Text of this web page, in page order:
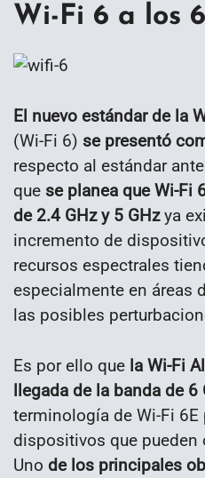
Wi-Fi 6 a los
El nuevo estándar de la
(Wi-Fi 6) se presentó
respecto al estándar
que se planea que Wi-Fi
de 2.4 GHz y 5 GHzya
incremento de
recursos espectrales
especialmente en áreas
las posibles
Es por ello que la Wi-Fi
llegada de la banda de 6
terminología de Wi-Fi 6E
dispositivos que pueden
Uno de los principales